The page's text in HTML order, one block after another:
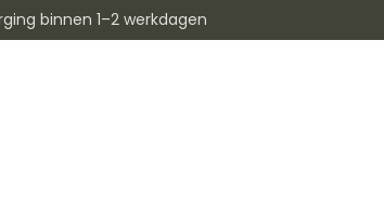
binnen 1–2 werkdagen